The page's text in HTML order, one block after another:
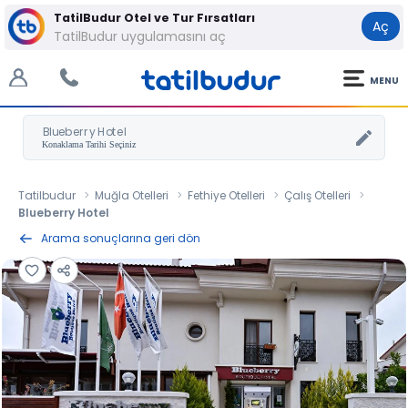
TatilBudur Otel ve Tur Fırsatları
TatilBudur uygulamasını aç
Aç
MENU
Blueberry Hotel
Tatilbudur Muğla Otelleri Fethiye Otelleri
Çalış Otelleri
Blueberry Hotel
Arama sonuçlarına geri dön